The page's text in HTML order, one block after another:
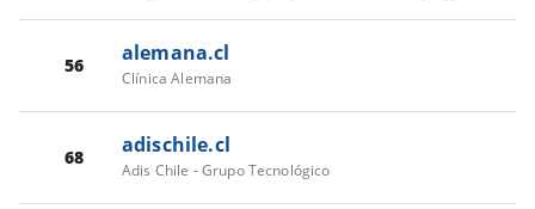
56 alemana.cl
Clínica Alemana
68 adischile.cl
Adis Chile - Grupo Tecnológico